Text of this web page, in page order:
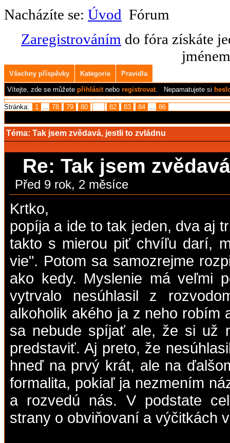
Nacházíte se: Úvod Fórum
Zaregistrováním do fóra získáte
Všechny příspěvky Kategorie Pravidla
Vítejte, zde se můžete přihlásitnebo registrovat. Nepamatujete si
Stránka: 1 78 79 80 82 83 84 86
Téma: Tak jsem zvědavá, jestli to zvládnu
Re: Tak jsem
Před 9 rok, 2 měsíce
Krtko,
popíja a ide to tak jeden, dva aj
takto s mierou piť chvíľu darí,
vie". Potom sa samozrejme
ako kedy. Myslenie má veľmi
vytrvalo nesúhlasil z
alkoholik akého ja z neho robím
sa nebude spíjať ale, že si už
predstaviť. Aj preto, že
hneď na prvý krát, ale na
formalita, pokiaľ ja nezmením
a rozvedú nás. V podstate
strany o obviňovaní a výčitkách